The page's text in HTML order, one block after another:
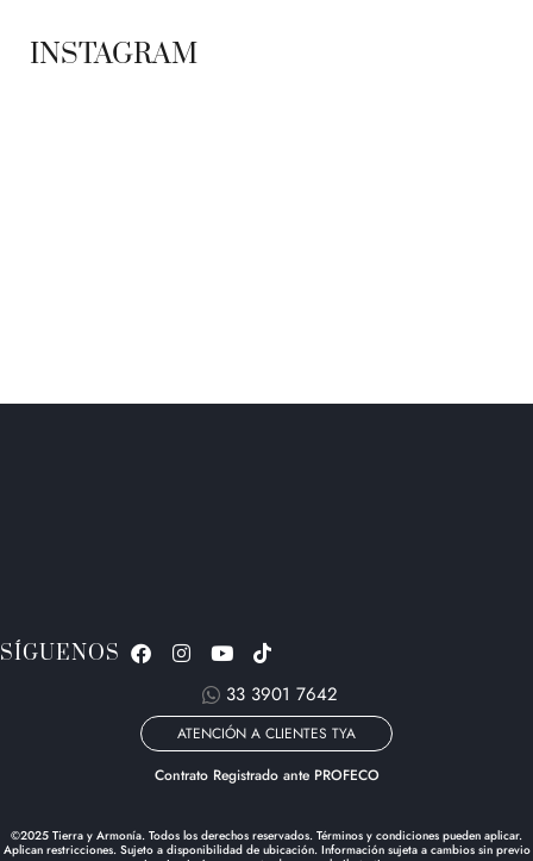
INSTAGRAM
SÍGUENOS
33 3901 7642
ATENCIÓN A CLIENTES TYA
Contrato Registrado ante PROFECO
©2025 Tierra y Armonía. Todos los derechos reservados. Términos y condiciones pueden aplicar.
Aplican restricciones. Sujeto a disponibilidad de ubicación. Información sujeta a cambios sin previo